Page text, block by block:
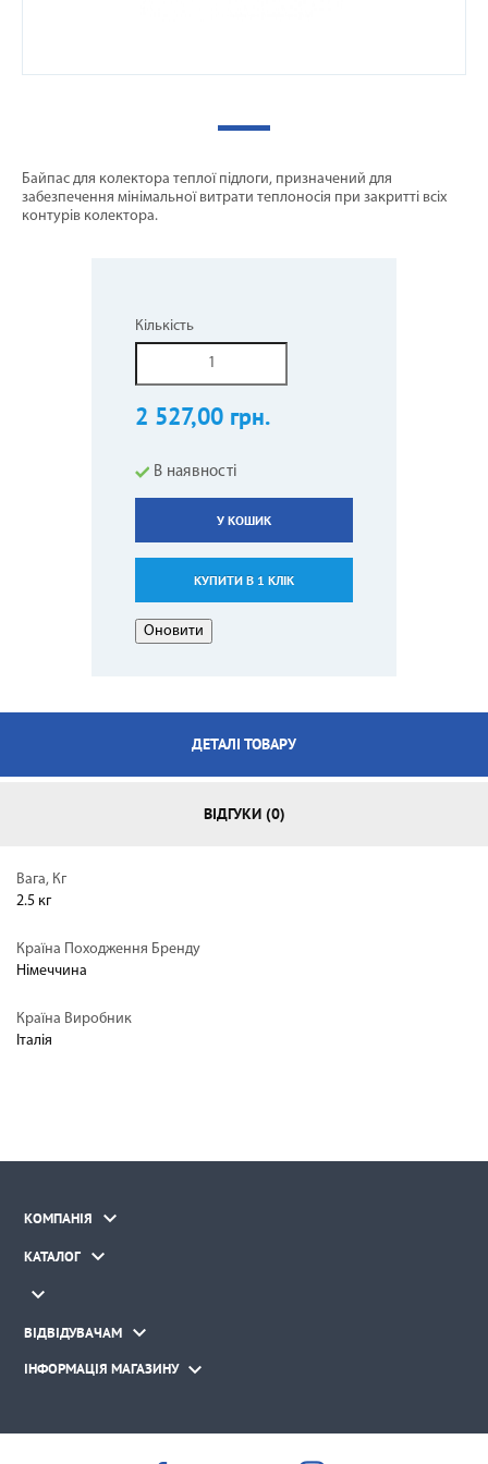
Байпас для колектора теплої підлоги, призначений для
забезпечення мінімальної витрати теплоносія при закритті всіх
контурів колектора.
Кількість
2 527,00 грн.
В наявності
У КОШИК
КУПИТИ В 1 КЛІК
ДЕТАЛІ ТОВАРУ
ВІДГУКИ (0)
Вага, Кг
2.5 кг
Країна Походження Бренду
Німеччина
Країна Виробник
Італія
КОМПАНІЯ 
КАТАЛОГ 

ВІДВІДУВАЧАМ 
ІНФОРМАЦІЯ МАГАЗИНУ 